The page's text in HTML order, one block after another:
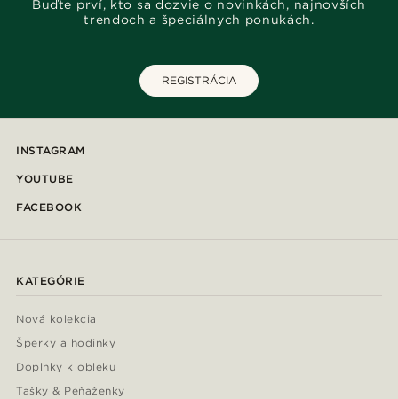
Buďte prví, kto sa dozvie o novinkách, najnovších
trendoch a špeciálnych ponukách.
REGISTRÁCIA
INSTAGRAM
YOUTUBE
FACEBOOK
KATEGÓRIE
Nová kolekcia
Šperky a hodinky
Doplnky k obleku
Tašky & Peňaženky